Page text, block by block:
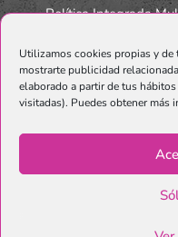
Utilizamos cookies propias y de
mostrarte publicidad
elaborado a partir de tus
visitadas). Puedes obtener más
Política Integrada